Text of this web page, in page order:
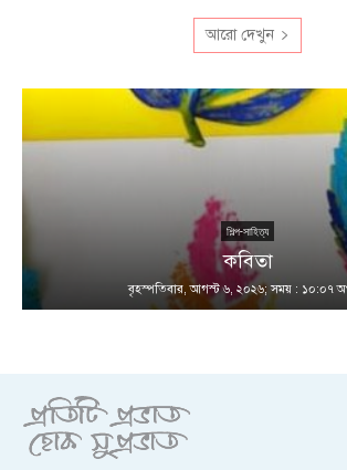
আরো দেখুন
শিল্প-সাহিত্য
কবিতা
বৃহস্পতিবার, আগস্ট ৬, ২০২৬; সময় : ১০:০৭